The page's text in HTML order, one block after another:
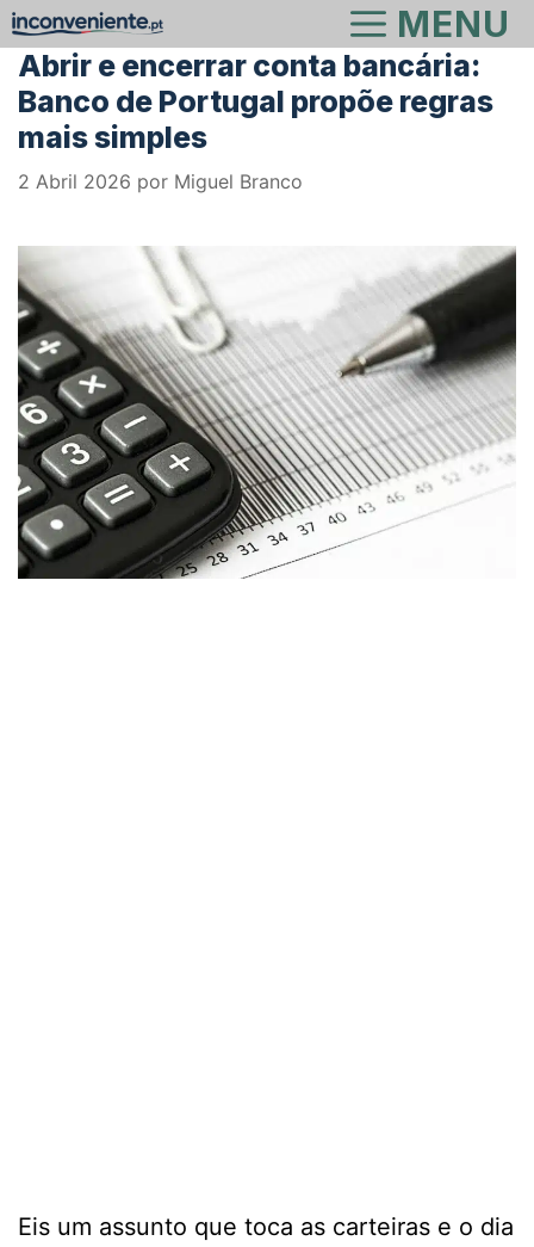
Saltar
para
conteúdo
MENU
Abrir e encerrar conta bancária:
Banco de Portugal propõe regras
mais simples
2 Abril 2026 por Miguel Branco
Eis um assunto que toca as carteiras e o dia